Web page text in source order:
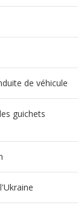
de véhicule
guichets